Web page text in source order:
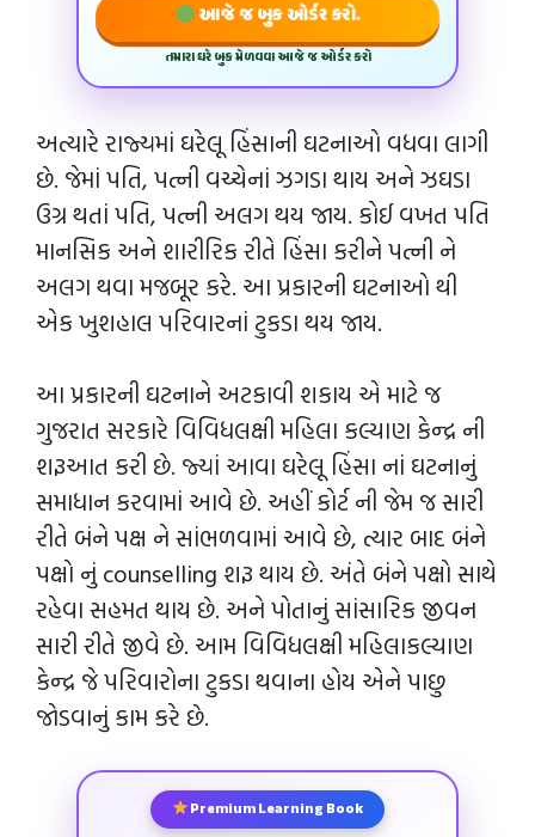
આજે જ બુક ઓર્ડર કરો.
તમારા ઘરે બુક મેળવવા આજે જ ઓર્ડર કરો
અત્યારે રાજ્યમાં ઘરેલૂ હિંસાની ઘટનાઓ વધવા લાગી
છે. જેમાં પતિ, પત્ની વચ્ચેનાં ઝગડા થાય અને ઝઘડા
ઉગ્ર થતાં પતિ, પત્ની અલગ થય જાય. કોઈ વખત પતિ
માનસિક અને શારીરિક રીતે હિંસા કરીને પત્ની ને
અલગ થવા મજબૂર કરે. આ પ્રકારની ઘટનાઓ થી
એક ખુશહાલ પરિવારનાં ટુકડા થય જાય.
આ પ્રકારની ઘટનાને અટકાવી શકાય એ માટે જ
ગુજરાત સરકારે વિવિધલક્ષી મહિલા કલ્યાણ કેન્દ્ર ની
શરૂઆત કરી છે. જ્યાં આવા ઘરેલૂ હિંસા નાં ઘટનાનું
સમાધાન કરવામાં આવે છે. અહીં કોર્ટ ની જેમ જ સારી
રીતે બંને પક્ષ ને સાંભળવામાં આવે છે, ત્યાર બાદ બંને
પક્ષો નું counselling શરૂ થાય છે. અંતે બંને પક્ષો સાથે
રહેવા સહમત થાય છે. અને પોતાનું સાંસારિક જીવન
સારી રીતે જીવે છે. આમ વિવિધલક્ષી મહિલાકલ્યાણ
કેન્દ્ર જે પરિવારોના ટુકડા થવાના હોય એને પાછુ
જોડવાનું કામ કરે છે.
Premium Learning Book